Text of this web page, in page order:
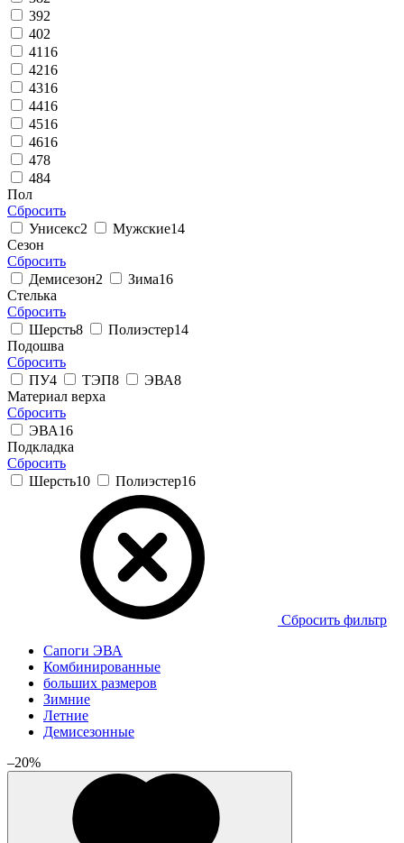
392
402
41 16
4216
4316
4416
4516
4616
478
484
Пол
Сбросить
Унисекс2 Мужские14
Сезон
Сбросить
Демисезон2 Зима16
Стелька
Сбросить
Шерсть8 Полиэстер14
Подошва
Сбросить
ПУ4 ТЭП8 ЭВА8
Материал верха
Сбросить
ЭВА16
Подкладка
Сбросить
Шерсть10 Полиэстер16
Сбросить фильтр
Cапоги ЭВА
Комбинированные
больших размеров
Зимние
Летние
Демисезонные
–20%